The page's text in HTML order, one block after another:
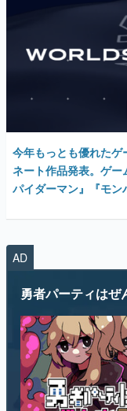
今年もっとも優れた
ネート作品発表。ゲ
パイダーマン』『モン